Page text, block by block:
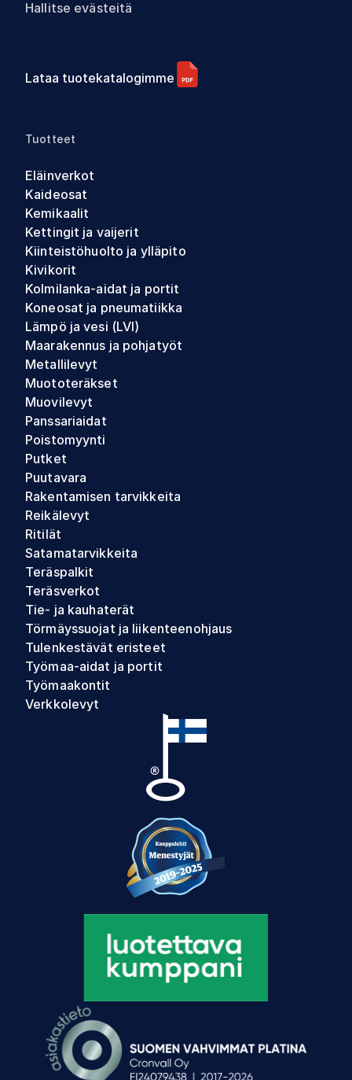
Hallitse evästeitä
Lataa tuotekatalogimme
Tuotteet
Eläinverkot
Kaideosat
Kemikaalit
Kettingit ja vaijerit
Kiinteistöhuolto ja ylläpito
Kivikorit
Kolmilanka-aidat ja portit
Koneosat ja pneumatiikka
Lämpö ja vesi (LVI)
Maarakennus ja pohjatyöt
Metallilevyt
Muototeräkset
Muovilevyt
Panssariaidat
Poistomyynti
Putket
Puutavara
Rakentamisen tarvikkeita
Reikälevyt
Ritilät
Satamatarvikkeita
Teräspalkit
Teräsverkot
Tie- ja kauhaterät
Törmäyssuojat ja liikenteenohjaus
Tulenkestävät eristeet
Työmaa-aidat ja portit
Työmaakontit
Verkkolevyt